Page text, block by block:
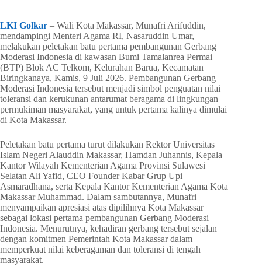
LKI Golkar – Wali Kota Makassar, Munafri Arifuddin,
mendampingi Menteri Agama RI, Nasaruddin Umar,
melakukan peletakan batu pertama pembangunan Gerbang
Moderasi Indonesia di kawasan Bumi Tamalanrea Permai
(BTP) Blok AC Telkom, Kelurahan Barua, Kecamatan
Biringkanaya, Kamis, 9 Juli 2026. Pembangunan Gerbang
Moderasi Indonesia tersebut menjadi simbol penguatan nilai
toleransi dan kerukunan antarumat beragama di lingkungan
permukiman masyarakat, yang untuk pertama kalinya dimulai
di Kota Makassar.
Peletakan batu pertama turut dilakukan Rektor Universitas
Islam Negeri Alauddin Makassar, Hamdan Juhannis, Kepala
Kantor Wilayah Kementerian Agama Provinsi Sulawesi
Selatan Ali Yafid, CEO Founder Kabar Grup Upi
Asmaradhana, serta Kepala Kantor Kementerian Agama Kota
Makassar Muhammad. Dalam sambutannya, Munafri
menyampaikan apresiasi atas dipilihnya Kota Makassar
sebagai lokasi pertama pembangunan Gerbang Moderasi
Indonesia. Menurutnya, kehadiran gerbang tersebut sejalan
dengan komitmen Pemerintah Kota Makassar dalam
memperkuat nilai keberagaman dan toleransi di tengah
masyarakat.